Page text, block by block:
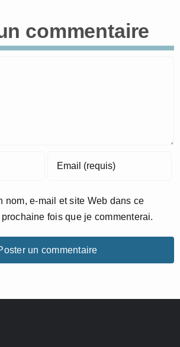
commentaire
nom, e-mail et site Web dans ce
fois que je commenterai.